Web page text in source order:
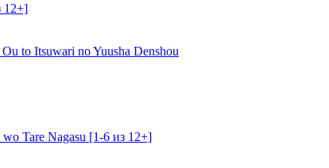
12+]
to Itsuwari no Yuusha Denshou
Tare Nagasu [1-6 из 12+]